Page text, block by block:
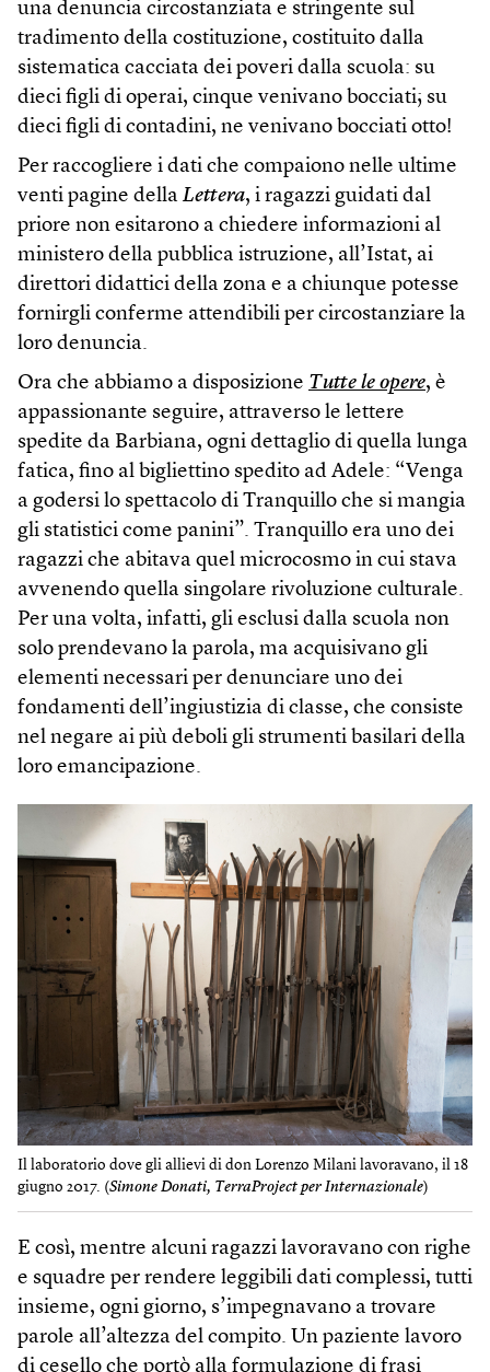
una denuncia circostanziata e stringente sul
tradimento della costituzione, costituito dalla
sistematica cacciata dei poveri dalla scuola: su
dieci figli di operai, cinque venivano bocciati; su
dieci figli di contadini, ne venivano bocciati otto!
Per raccogliere i dati che compaiono nelle ultime
venti pagine della Lettera, i ragazzi guidati dal
priore non esitarono a chiedere informazioni al
ministero della pubblica istruzione, all’Istat, ai
direttori didattici della zona e a chiunque potesse
fornirgli conferme attendibili per circostanziare la
loro denuncia.
Ora che abbiamo a disposizione Tutte le opere, è
appassionante seguire, attraverso le lettere
spedite da Barbiana, ogni dettaglio di quella lunga
fatica, fino al bigliettino spedito ad Adele: “Venga
a godersi lo spettacolo di Tranquillo che si mangia
gli statistici come panini”. Tranquillo era uno dei
ragazzi che abitava quel microcosmo in cui stava
avvenendo quella singolare rivoluzione culturale.
Per una volta, infatti, gli esclusi dalla scuola non
solo prendevano la parola, ma acquisivano gli
elementi necessari per denunciare uno dei
fondamenti dell’ingiustizia di classe, che consiste
nel negare ai più deboli gli strumenti basilari della
loro emancipazione.
Il laboratorio dove gli allievi di don Lorenzo Milani lavoravano, il 18
giugno 2017. (Simone Donati, TerraProject per Internazionale)
E così, mentre alcuni ragazzi lavoravano con righe
e squadre per rendere leggibili dati complessi, tutti
insieme, ogni giorno, s’impegnavano a trovare
parole all’altezza del compito. Un paziente lavoro
di cesello che portò alla formulazione di frasi